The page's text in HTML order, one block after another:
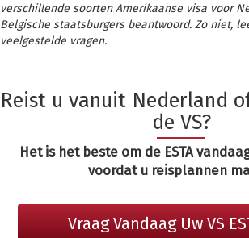
verschillende soorten Amerikaanse visa voor
Belgische staatsburgers beantwoord. Zo niet,
veelgestelde vragen.
Reist u vanuit Nederland
de VS?
Het is het beste om de ESTA
voordat u reisplannen
Vraag Vandaag Uw VS